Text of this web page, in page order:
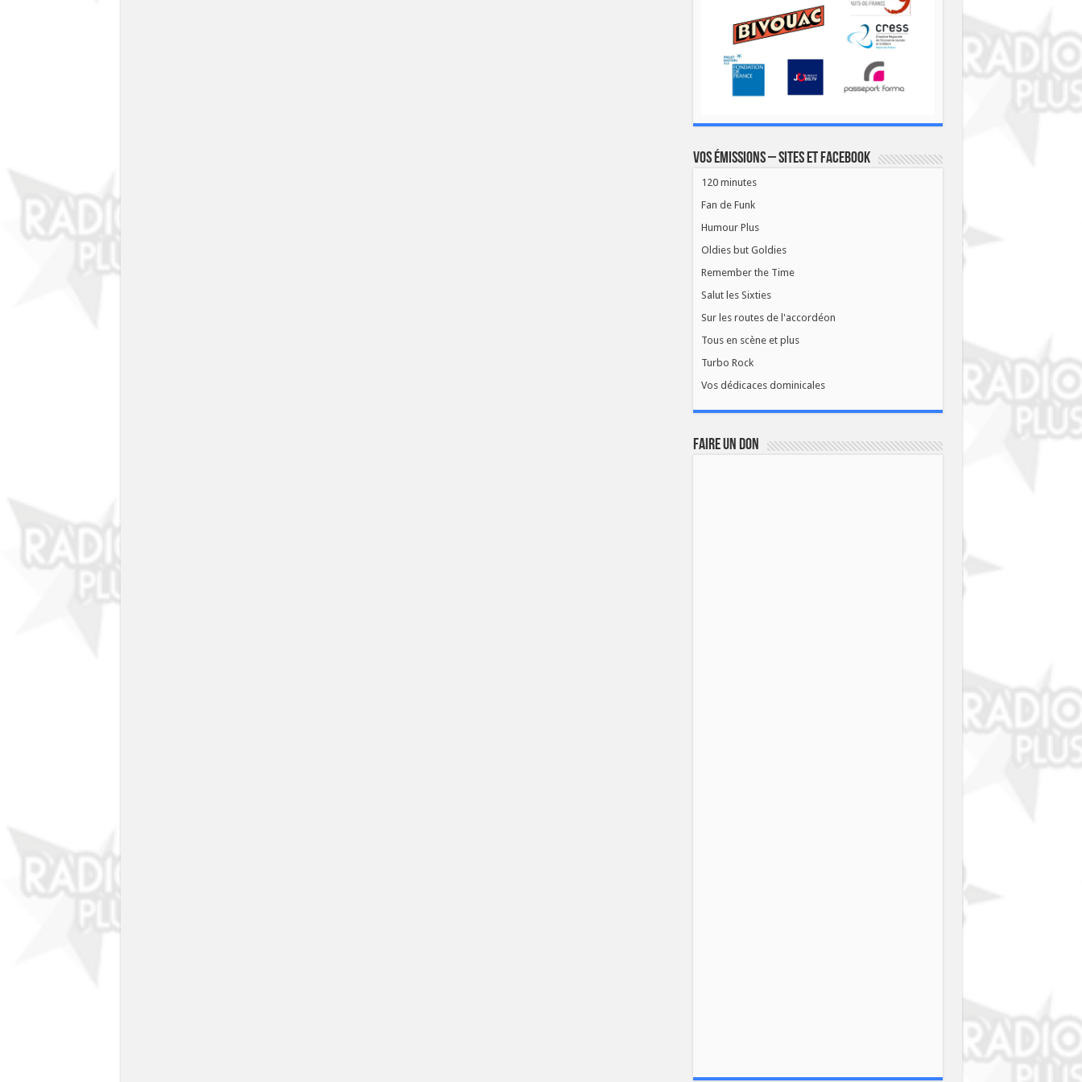
Vos émissions – Sites et Facebook
120 minutes
Fan de Funk
Humour Plus
Oldies but Goldies
Remember the Time
Salut les Sixties
Sur les routes de l'accordéon
Tous en scène et plus
Turbo Rock
Vos dédicaces dominicales
FAIRE UN DON